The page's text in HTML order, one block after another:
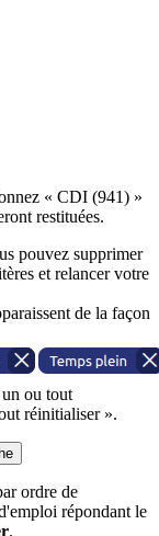
« CDI (941) »
restituées.
pouvez supprimer
et relancer votre
de la façon
ou tout
réinitialiser ».
ordre de
répondant le
.